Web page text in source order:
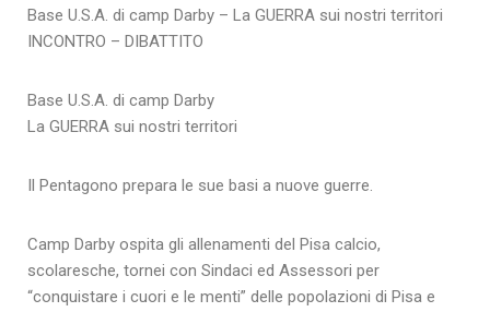
Base U.S.A. di camp Darby – La GUERRA sui nostri territori
INCONTRO – DIBATTITO
Base U.S.A. di camp Darby
La GUERRA sui nostri territori
Il Pentagono prepara le sue basi a nuove guerre.
Camp Darby ospita gli allenamenti del Pisa calcio,
scolaresche, tornei con Sindaci ed Assessori per
“conquistare i cuori e le menti” delle popolazioni di Pisa e